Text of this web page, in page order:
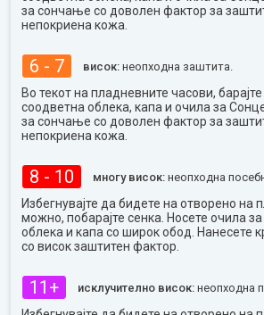
за сончање со доволен фактор за
непокриена кожа.
6 - 7 висок: неопходна заштита.
Во текот на пладневните часови,
соодветна облека, капа и очила за
за сончање со доволен фактор за
непокриена кожа.
8 - 10 многу висок: неопходна
Избегнувајте да бидете на отворено на
можно, побарајте сенка. Носете очила
облека и капа со широк обод. Нанесете
со висок заштитен фактор.
11+ исклучително висок: неопходна